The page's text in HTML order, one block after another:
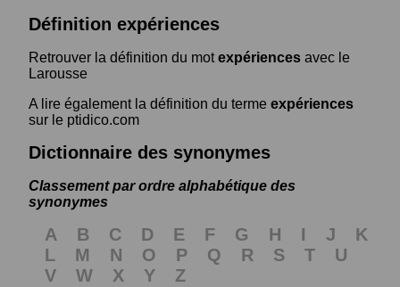
Définition expériences
Retrouver la définition du motexpériences avec le
Larousse
A lire également la définition du terme expériences
sur le ptidico.com
Dictionnaire des synonymes
Classement par ordre alphabétique des
synonymes
A B C D E F G H I J
K
L
M N O P Q R S T
U
V
W X Y
Z